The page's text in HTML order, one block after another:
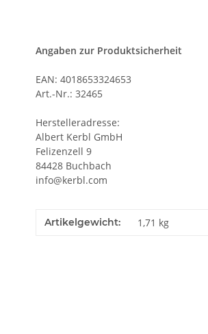
Angaben zur Produktsicherheit
EAN: 4018653324653
Art.-Nr.: 32465
Herstelleradresse:
Albert Kerbl GmbH
Felizenzell 9
84428 Buchbach
info@kerbl.com
Artikelgewicht: 1,71 kg